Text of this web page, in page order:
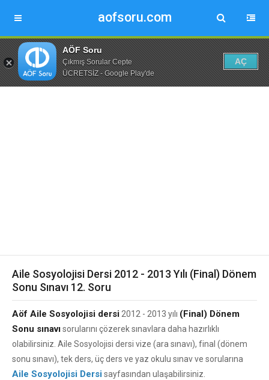
aofsoru.com
AÖF Soru
Çıkmış Sorular Cepte
ÜCRETSİZ - Google Play'de
AÇ
Aile Sosyolojisi Dersi 2012 - 2013 Yılı (Final) Dönem
Sonu Sınavı 12. Soru
Aöf Aile Sosyolojisi dersi 2012 - 2013 yılı (Final) Dönem
Sonu sınavısorularını çözerek sınavlara daha hazırlıklı
olabilirsiniz. Aile Sosyolojisi dersi vize (ara sınavı), final (dönem
sonu sınavı), tek ders, üç ders ve yaz okulu sınav ve sorularına
Aile Sosyolojisi Dersisayfasından ulaşabilirsiniz.